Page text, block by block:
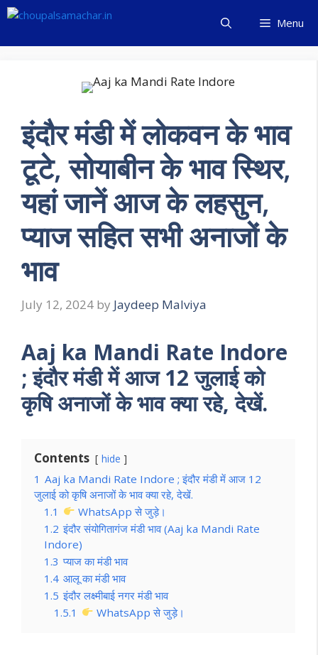
Skip
content
Menu
इंदौर मंडी में लोकवन के भाव
टूटे, सोयाबीन के भाव स्थिर,
यहां जानें आज के लहसुन,
प्याज सहित सभी अनाजों के
भाव
July 12, 2024 by Jaydeep Malviya
Aaj ka Mandi Rate Indore
; इंदौर मंडी में आज 12 जुलाई को
कृषि अनाजों के भाव क्या रहे, देखें.
Contents hide
1 Aaj ka Mandi Rate Indore ; इंदौर मंडी में आज 12
जुलाई को कृषि अनाजों के भाव क्या रहे, देखें.
1.1
WhatsApp से जुड़े।
1.2 इंदौर संयोगितागंज मंडी भाव (Aaj ka Mandi Rate
Indore)
1.3 प्याज का मंडी भाव
1.4 आलू का मंडी भाव
1.5 इंदौर लक्ष्मीबाई नगर मंडी भाव
1.5.1
WhatsApp से जुड़े।